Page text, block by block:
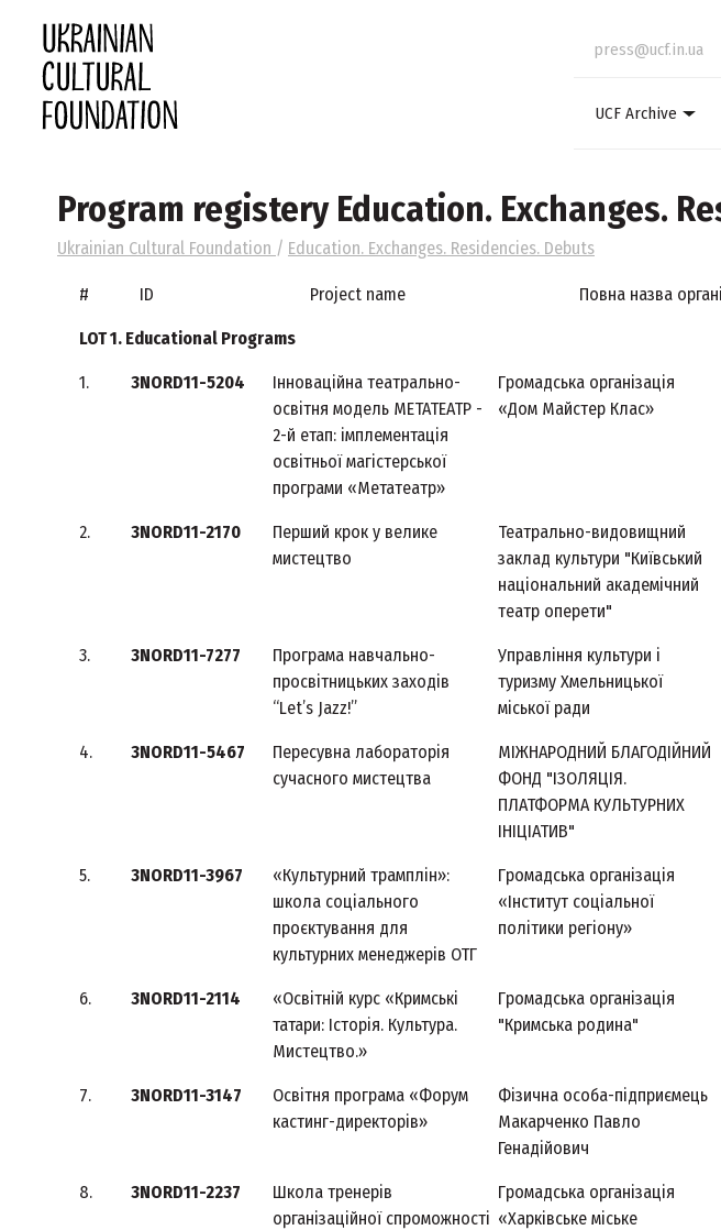
press@ucf.in.ua
UCF Archive
Program registery Education. Exchanges.
Ukrainian Cultural Foundation / Education. Exchanges. Residencies. Debuts
# ID Project name Повна назва
LOT 1. Educational Programs
1. 3NORD11-5204
Інноваційна театрально-
освітня модель МЕТАТЕАТР -
2-й етап: імплементація
освітньої магістерської
програми «Метатеатр»
Громадська організація
«Дом Майстер Клас»
2. 3NORD11-2170
Перший крок у велике
мистецтво
Театрально-видовищний
заклад культури "Київський
національний академічний
театр оперети"
3. 3NORD11-7277
Програма навчально-
просвітницьких заходів
“Let’s Jazz!”
Управління культури і
туризму Хмельницької
міської ради
4. 3NORD11-5467
Пересувна лабораторія
сучасного мистецтва
МІЖНАРОДНИЙ БЛАГОДІЙНИЙ
ФОНД "ІЗОЛЯЦІЯ.
ПЛАТФОРМА КУЛЬТУРНИХ
ІНІЦІАТИВ"
5. 3NORD11-3967
«Культурний трамплін»:
школа соціального
проєктування для
культурних менеджерів ОТГ
Громадська організація
«Інститут соціальної
політики регіону»
6. 3NORD11-2114
«Освітній курс «Кримські
татари: Історія. Культура.
Мистецтво.»
Громадська організація
"Кримська родина"
7. 3NORD11-3147
Освітня програма «Форум
кастинг-директорів»
Фізична особа-підприємець
Макарченко Павло
Генадійович
8. 3NORD11-2237
Школа тренерів
організаційної спроможності
Громадська організація
«Харківське міське